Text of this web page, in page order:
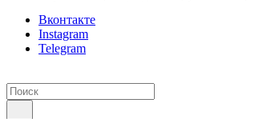
Вконтакте
Instagram
Telegram